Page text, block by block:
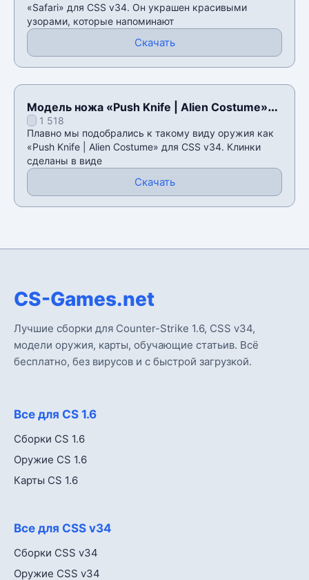
«Safari» для CSS v34. Он украшен красивыми
узорами, которые напоминают
Скачать
Модель ножа «Push Knife | Alien Costume»
для CSS v34
1 518
Плавно мы подобрались к такому виду оружия как
«Push Knife | Alien Costume» для CSS v34. Клинки
сделаны в виде
Скачать
CS-Games.net
Лучшие сборки для Counter-Strike 1.6, CSS v34,
модели оружия, карты, обучающие статьив. Всё
бесплатно, без вирусов и с быстрой загрузкой.
Все для CS 1.6
Сборки CS 1.6
Оружие CS 1.6
Карты CS 1.6
Все для CSS v34
Сборки CSS v34
Оружие CSS v34